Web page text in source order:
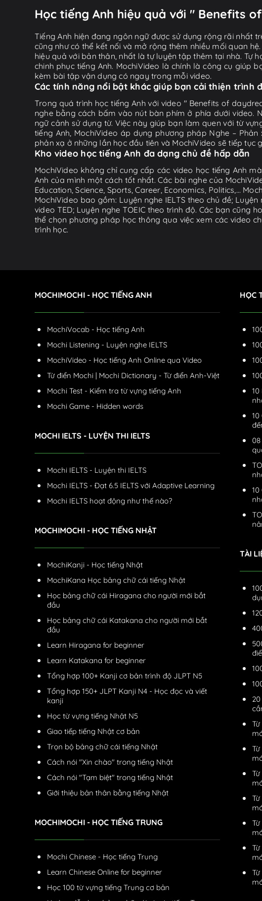
Học tiếng Anh hiệu quả với " Benefits
Tiếng Anh hiện đang ngôn ngữ được sử dụng rộng rãi nhất
cũng như có thể kết nối và mở rộng thêm nhiều mối quan
hiệu quả với bản thân, nhất là tự luyện tập thêm tại nhà. Tự
chinh phục tiếng Anh. MochiVideo là chính là công cụ giúp
kèm bài tập vận dụng có ngay trong mỗi video.
Các tính năng nổi bật khác giúp bạn cải thiện trình
Trong quá trình học tiếng Anh với video " Benefits of
nghe bằng cách bấm vào nút bàn phím ở phía dưới video.
ngữ cảnh sử dụng từ. Việc này giúp bạn làm quen với từ
tiếng Anh, MochiVideo áp dụng phương pháp Nghe –
phản xạ ở những lần học đầu tiên và MochiVideo sẽ tiếp tục
Kho video học tiếng Anh đa dạng chủ đề hấp dẫn
MochiVideo không chỉ cung cấp các video học tiếng Anh
Anh của mình một cách tốt nhất. Các bài nghe của
Education, Science, Sports, Career, Economics, Politics,…
MochiVideo bao gồm: Luyện nghe IELTS theo chủ đề;
video TED; Luyện nghe TOEIC theo trình độ. Các bạn cũng
thể chọn phương pháp học thông qua việc xem các video
trình học.
MOCHIMOCHI - HỌC TIẾNG ANH
MochiVocab - Học tiếng Anh
Mochi Listening - Luyện nghe IELTS
MochiVideo - Học tiếng Anh Online qua Video
Từ điển Mochi | Mochi Dictionary - Từ điển Anh-Việt
Mochi Test - Kiểm tra từ vựng tiếng Anh
Mochi Game - Hidden words
MOCHI IELTS - LUYỆN THI IELTS
Mochi IELTS - Luyện thi IELTS
Mochi IELTS - Đạt 6.5 IELTS với Adaptive Learning
Mochi IELTS hoạt động như thế nào?
MOCHIMOCHI - HỌC TIẾNG NHẬT
MochiKanji - Học tiếng Nhật
MochiKana Học bảng chữ cái tiếng Nhật
Học bảng chữ cái Hiragana cho người mới bắt
đầu
Học bảng chữ cái Katakana cho người mới bắt
đầu
Learn Hiragana for beginner
Learn Katakana for beginner
Tổng hợp 100+ Kanji cơ bản trình độ JLPT N5
Tổng hợp 150+ JLPT Kanji N4 - Học đọc và viết
kanji
Học từ vựng tiếng Nhật N5
Giao tiếp tiếng Nhật cơ bản
Trọn bộ bảng chữ cái tiếng Nhật
Cách nói "Xin chào" trong tiếng Nhật
Cách nói "Tạm biệt" trong tiếng Nhật
Giới thiệu bản thân bằng tiếng Nhật
MOCHIMOCHI - HỌC TIẾNG TRUNG
Mochi Chinese - Học tiếng Trung
Learn Chinese Online for beginner
Học 100 từ vựng tiếng Trung cơ bản
HỌC
TÀI